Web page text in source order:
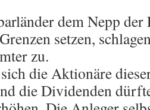
dem Nepp
setzen,
zu.
die Aktionäre
die Dividenden